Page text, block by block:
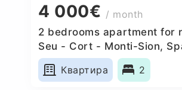
4 000€ / month
2 bedrooms apartment for
Seu - Cort - Monti-Sion,
Квартира
2